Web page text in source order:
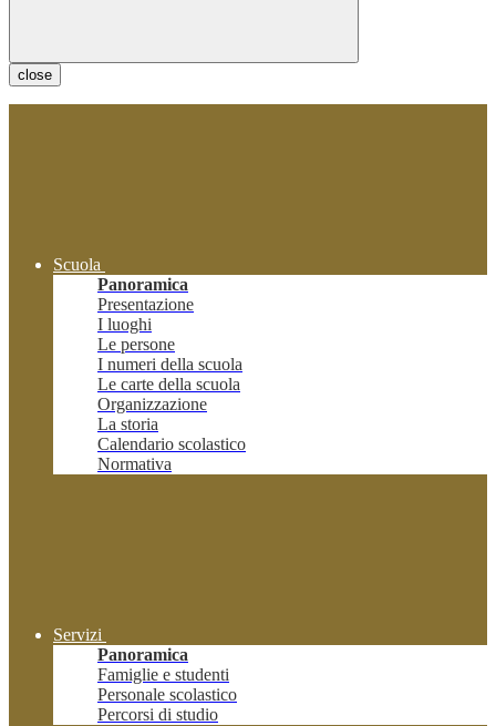
close
Scuola
Panoramica
Presentazione
I luoghi
Le persone
I numeri della scuola
Le carte della scuola
Organizzazione
La storia
Calendario scolastico
Normativa
Servizi
Panoramica
Famiglie e studenti
Personale scolastico
Percorsi di studio